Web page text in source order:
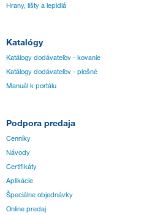
Hrany, lišty a lepidlá
Katalógy
Katálogy dodávateľov - kovanie
Katálogy dodávateľov - plošné
Manuál k portálu
Podpora predaja
Cenníky
Návody
Certifikáty
Aplikácie
Špeciálne objednávky
Online predaj